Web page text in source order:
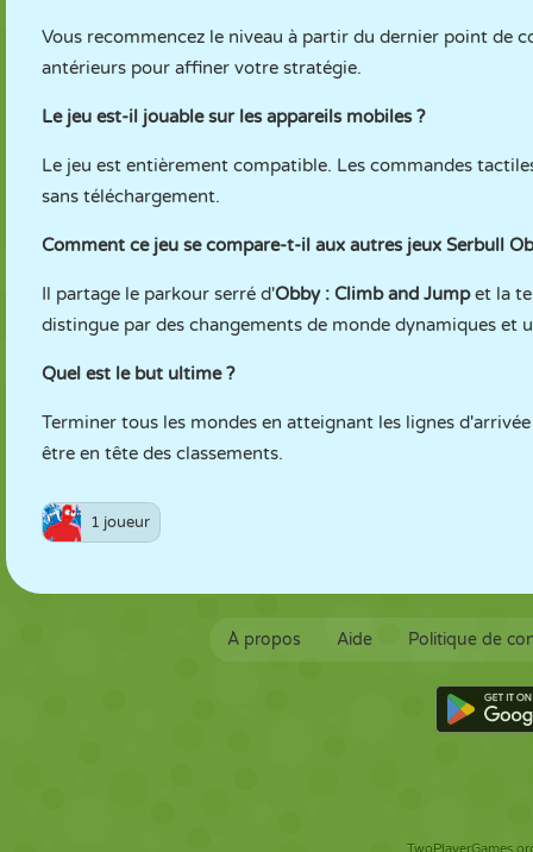
Vous recommencez le niveau à partir du dernier point de
antérieurs pour affiner votre stratégie.
Le jeu est-il jouable sur les appareils mobiles ?
Le jeu est entièrement compatible. Les commandes
sans téléchargement.
Comment ce jeu se compare-t-il aux autres jeux Serbull
Il partage le parkour serré d'Obby : Climb and Jumpet la
distingue par des changements de monde dynamiques et
Quel est le but ultime ?
Terminer tous les mondes en atteignant les lignes
être en tête des classements.
1 joueur
À propos Aide Politique de